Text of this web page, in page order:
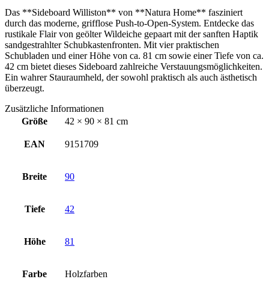
Das **Sideboard Williston** von **Natura Home** fasziniert
durch das moderne, grifflose Push-to-Open-System. Entdecke das
rustikale Flair von geölter Wildeiche gepaart mit der sanften Haptik
sandgestrahlter Schubkastenfronten. Mit vier praktischen
Schubladen und einer Höhe von ca. 81 cm sowie einer Tiefe von ca.
42 cm bietet dieses Sideboard zahlreiche Verstauungsmöglichkeiten.
Ein wahrer Stauraumheld, der sowohl praktisch als auch ästhetisch
überzeugt.
Zusätzliche Informationen
Größe
42 × 90 × 81 cm
EAN 9151709
Breite 90
Tiefe 42
Höhe 81
Farbe Holzfarben